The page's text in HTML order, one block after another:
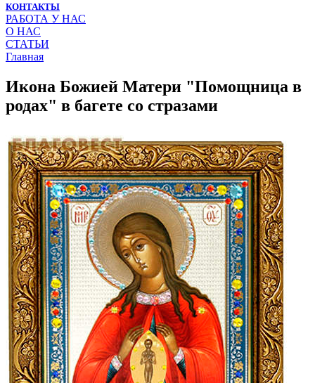
КОНТАКТЫ
РАБОТА У НАС
О НАС
СТАТЬИ
Главная
Икона Божией Матери "Помощница в
родах" в багете со стразами